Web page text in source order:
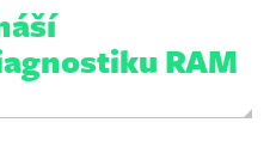
RAM